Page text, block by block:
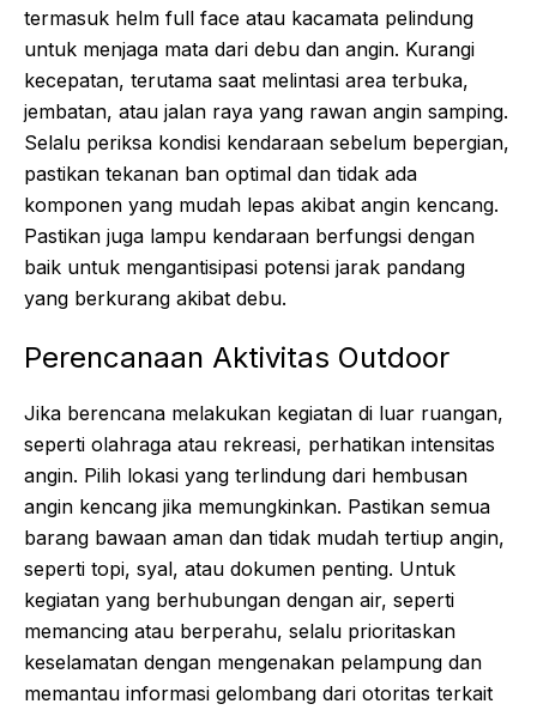
termasuk helm full face atau kacamata pelindung
untuk menjaga mata dari debu dan angin. Kurangi
kecepatan, terutama saat melintasi area terbuka,
jembatan, atau jalan raya yang rawan angin samping.
Selalu periksa kondisi kendaraan sebelum bepergian,
pastikan tekanan ban optimal dan tidak ada
komponen yang mudah lepas akibat angin kencang.
Pastikan juga lampu kendaraan berfungsi dengan
baik untuk mengantisipasi potensi jarak pandang
yang berkurang akibat debu.
Perencanaan Aktivitas Outdoor
Jika berencana melakukan kegiatan di luar ruangan,
seperti olahraga atau rekreasi, perhatikan intensitas
angin. Pilih lokasi yang terlindung dari hembusan
angin kencang jika memungkinkan. Pastikan semua
barang bawaan aman dan tidak mudah tertiup angin,
seperti topi, syal, atau dokumen penting. Untuk
kegiatan yang berhubungan dengan air, seperti
memancing atau berperahu, selalu prioritaskan
keselamatan dengan mengenakan pelampung dan
memantau informasi gelombang dari otoritas terkait